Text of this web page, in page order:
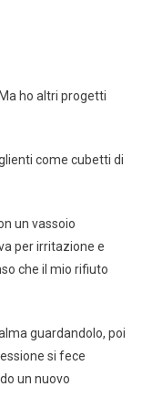
ho altri progetti
come cubetti di
un vassoio
per irritazione e
che il mio rifiuto
guardandolo, poi
si fece
un nuovo